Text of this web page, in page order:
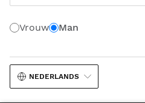
Vrouw Man
NEDERLANDS